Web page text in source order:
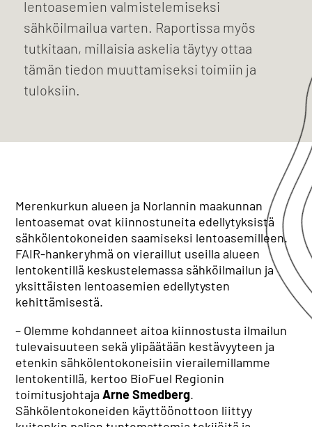
lentoasemien valmistelemiseksi
sähköilmailua varten. Raportissa myös
tutkitaan, millaisia askelia täytyy ottaa
tämän tiedon muuttamiseksi toimiin ja
tuloksiin.
Merenkurkun alueen ja Norlannin maakunnan
lentoasemat ovat kiinnostuneita edellytyksistä
sähkölentokoneiden saamiseksi lentoasemilleen.
FAIR-hankeryhmä on vieraillut useilla alueen
lentokentillä keskustelemassa sähköilmailun ja
yksittäisten lentoasemien edellytysten
kehittämisestä.
– Olemme kohdanneet aitoa kiinnostusta ilmailun
tulevaisuuteen sekä ylipäätään kestävyyteen ja
etenkin sähkölentokoneisiin vierailemillamme
lentokentillä, kertoo BioFuel Regionin
toimitusjohtajaArne Smedberg.
Sähkölentokoneiden käyttöönottoon liittyy